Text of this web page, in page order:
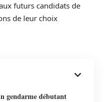
futurs candidats de
de leur choix
gendarme débutant